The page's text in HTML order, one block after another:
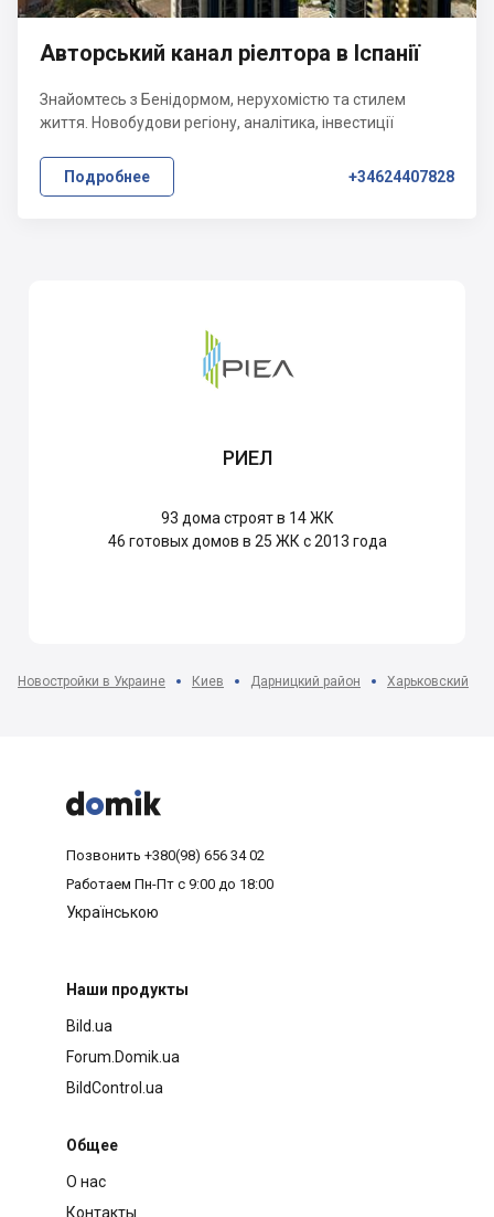
Авторський канал ріелтора в Іспанії
Знайомтесь з Бенідормом, нерухомістю та стилем
життя. Новобудови регіону, аналітика, інвестиції
Подробнее +34624407828
РИЕЛ
93 дома строят в 14 ЖК
46 готовых домов в 25 ЖК с 2013 года
Новостройки в Украине Киев Дарницкий район Харьковский



Позвонить +380(98) 656 34 02
Работаем Пн-Пт с 9:00 до 18:00
Українською
Наши продукты
Bild.ua
Forum.Domik.ua
BildControl.ua
Общее
О нас
Контакты